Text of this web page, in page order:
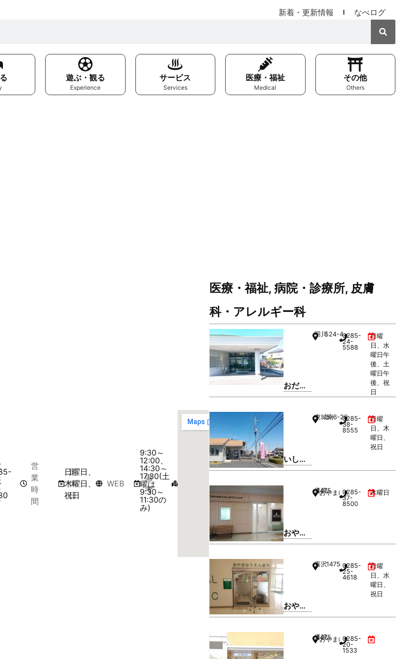
新着・更新情報 なべログ
遊ぶ・観る
Experience
サービス
Services
医療・福祉
Medical
その他
Others
営
業
時
間
定
休
日
日曜日、
木曜日、
祝日
WEB
備
考
9:30～
12:00、
14:30～
17:30(土
曜は
9:30～
11:30の
み)
医療・福祉, 病院・診療所, 皮膚
科・アレルギー科
おだ内
科クリ
羽川524-40285-
24-
5588
日曜
日、水
曜日午
後、土
曜日午
後、祝
日
いしわ
た歯科
東城南5-6-260285-
38-
8555
日曜
日、木
曜日、
祝日
おやま
ゆうえ
喜沢
1475
おやまゆうえんハーヴェストウ
0285-
37-
8500
木曜日
おやま
ゆうえ
喜沢1475 0285-
25-
4618
日曜
日、水
曜日、
祝日
喜沢
1475
おやまゆうえんハーヴェストウ
0285-
20-
1533